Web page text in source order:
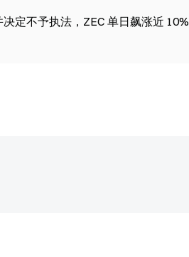
定不予执法，ZEC 单日飙涨近 10%